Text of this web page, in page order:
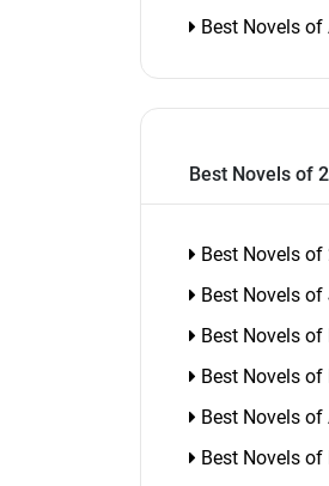
Best Novels
Best Novels of
Best Novels of
Best Novels
Best Novels
Best Novels
Best Novels
Best Novels